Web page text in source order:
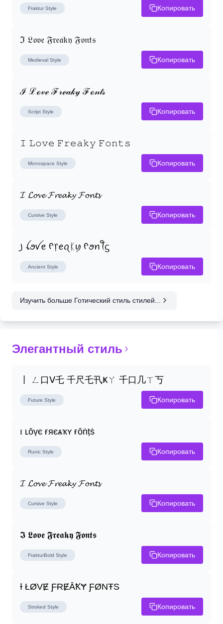
Fraktur Style Копировать
ℑ 𝔏𝔬𝔳𝔢 𝔉𝔯𝔢𝔞𝔨𝔶 𝔉𝔬𝔫𝔱𝔰
Medieval Style Копировать
ℐ ℒℴ𝓋ℯ ℱ𝓇ℯ𝒶𝓀𝓎 ℱℴ𝓃𝓉𝓈
Script Style Копировать
𝙸 𝙻𝚘𝚟𝚎 𝙵𝚛𝚎𝚊𝚔𝚢 𝙵𝚘𝚗𝚝𝚜
Monospace Style Копировать
𝓘 𝓛𝓸𝓿𝓮 𝓕𝓻𝓮𝓪𝓴𝔂 𝓕𝓸𝓷𝓽𝓼
Cursive Style Копировать
꠸ ꪶꪮꪜꫀ ᠻ᥅ꫀꪖᛕꪗ ᠻꪮꪀꪻᦓ
Ancient Style Копировать
Изучить больше Готический стиль стилей...
Элегантный стиль
丨 ㄥ口ᐯ乇 千尺乇卂Ҝㄚ 千口几ㄒ丂
Future Style Копировать
ı ʟȏṿє ғяєѧҡʏ ғȏṅṭṡ
Runic Style Копировать
𝓘 𝓛𝓸𝓿𝓮 𝓕𝓻𝓮𝓪𝓴𝔂 𝓕𝓸𝓷𝓽𝓼
Cursive Style Копировать
𝕴 𝕷𝖔𝖛𝖊 𝕱𝖗𝖊𝖆𝖐𝖞 𝕱𝖔𝖓𝖙𝖘
FrakturBold Style Копировать
Ɨ ŁØVɆ ƑɌɆȂꝀɎ ƑØNŦS
Stroked Style Копировать